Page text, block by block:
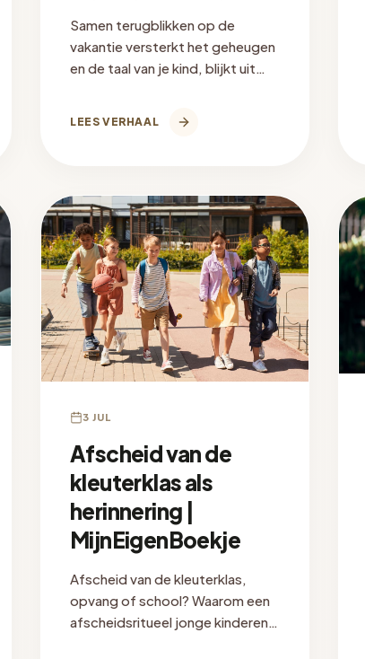
Samen terugblikken op de
vakantie versterkt het geheugen
en de taal van je kind, blijkt uit
LEES VERHAAL
3 JUL
Afscheid van de
kleuterklas als
herinnering |
MijnEigenBoekje
Afscheid van de kleuterklas,
opvang of school? Waarom een
afscheidsritueel jonge kinderen